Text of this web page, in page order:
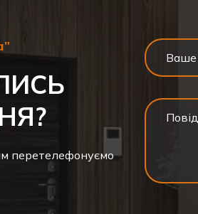
перетелефонуємо